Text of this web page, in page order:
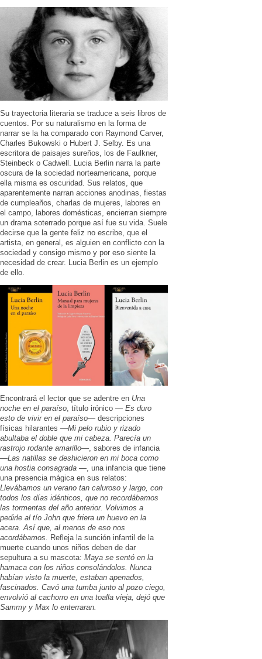
Su trayectoria literaria se traduce a seis libros de
cuentos. Por su naturalismo en la forma de
narrar se la ha comparado con Raymond Carver,
Charles Bukowski o Hubert J. Selby. Es una
escritora de paisajes sureños, los de Faulkner,
Steinbeck o Cadwell. Lucia Berlin narra la parte
oscura de la sociedad norteamericana, porque
ella misma es oscuridad. Sus relatos, que
aparentemente narran acciones anodinas, fiestas
de cumpleaños, charlas de mujeres, labores en
el campo, labores domésticas, encierran siempre
un drama soterrado porque así fue su vida. Suele
decirse que la gente feliz no escribe, que el
artista, en general, es alguien en conflicto con la
sociedad y consigo mismo y por eso siente la
necesidad de crear. Lucia Berlin es un ejemplo
de ello.
Encontrará el lector que se adentre en Una
noche en el paraíso , título irónico — Es duro
esto de vivir en el paraíso— descripciones
físicas hilarantes —Mi pelo rubio y rizado
abultaba el doble que mi cabeza. Parecía un
rastrojo rodante amarillo—, sabores de infancia
—Las natillas se deshicieron en mi boca como
una hostia consagrada —, una infancia que tiene
una presencia mágica en sus relatos:
Llevábamos un verano tan caluroso y largo, con
todos los días idénticos, que no recordábamos
las tormentas del año anterior. Volvimos a
pedirle al tío John que friera un huevo en la
acera. Así que, al menos de eso nos
acordábamos.
Refleja la sunción infantil de la
muerte cuando unos niños deben de dar
sepultura a su mascota: Maya se sentó en la
hamaca con los niños consolándolos. Nunca
habían visto la muerte, estaban apenados,
fascinados. Cavó una tumba junto al pozo ciego,
envolvió al cachorro en una toalla vieja, dejó que
Sammy y Max lo enterraran.